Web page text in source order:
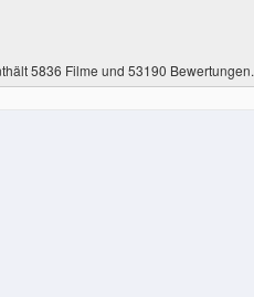
5836 Filme und 53190 Bewertungen.